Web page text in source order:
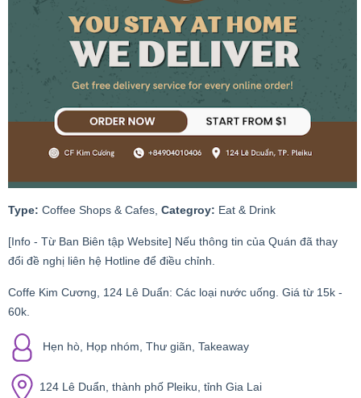
Type: Coffee Shops & Cafes, Categroy: Eat & Drink
[Info - Từ Ban Biên tập Website] Nếu thông tin của Quán đã thay
đổi đề nghị liên hệ Hotline để điều chỉnh.
Coffe Kim Cương, 124 Lê Duẩn: Các loại nước uống. Giá từ 15k -
60k.
Hẹn hò, Họp nhóm, Thư giãn, Takeaway
124 Lê Duẩn, thành phố Pleiku, tỉnh Gia Lai